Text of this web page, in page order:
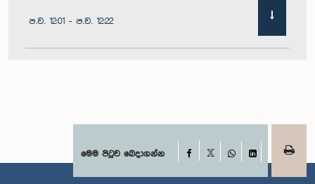
ප.ව. 12:01 - ප.ව. 12:22
ප.ව. 1:00 - ප.ව. 1:11මෙම පිටුව බෙදාගන්න Facebook
WhatsApp
LinkedIn